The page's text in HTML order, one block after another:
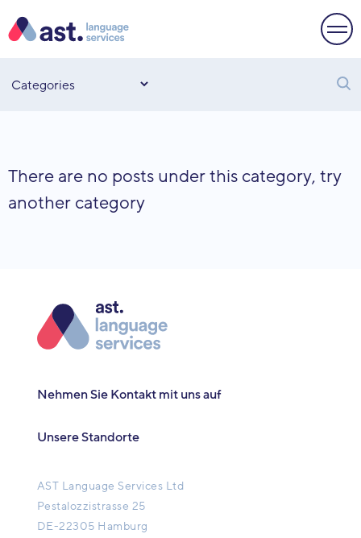
There are no posts under this category, try
another category
Nehmen Sie Kontakt mit uns auf
Unsere Standorte
AST Language Services Ltd
Pestalozzistrasse 25
DE-22305 Hamburg